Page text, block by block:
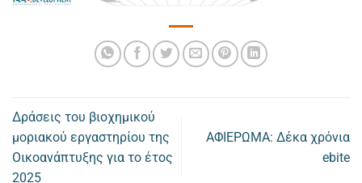
Δράσεις του βιοχημικού
μοριακού εργαστηρίου της
Οικοανάπτυξης για το έτος
2025
ΑΦΙΕΡΩΜΑ: Δέκα χρόνια
ebite